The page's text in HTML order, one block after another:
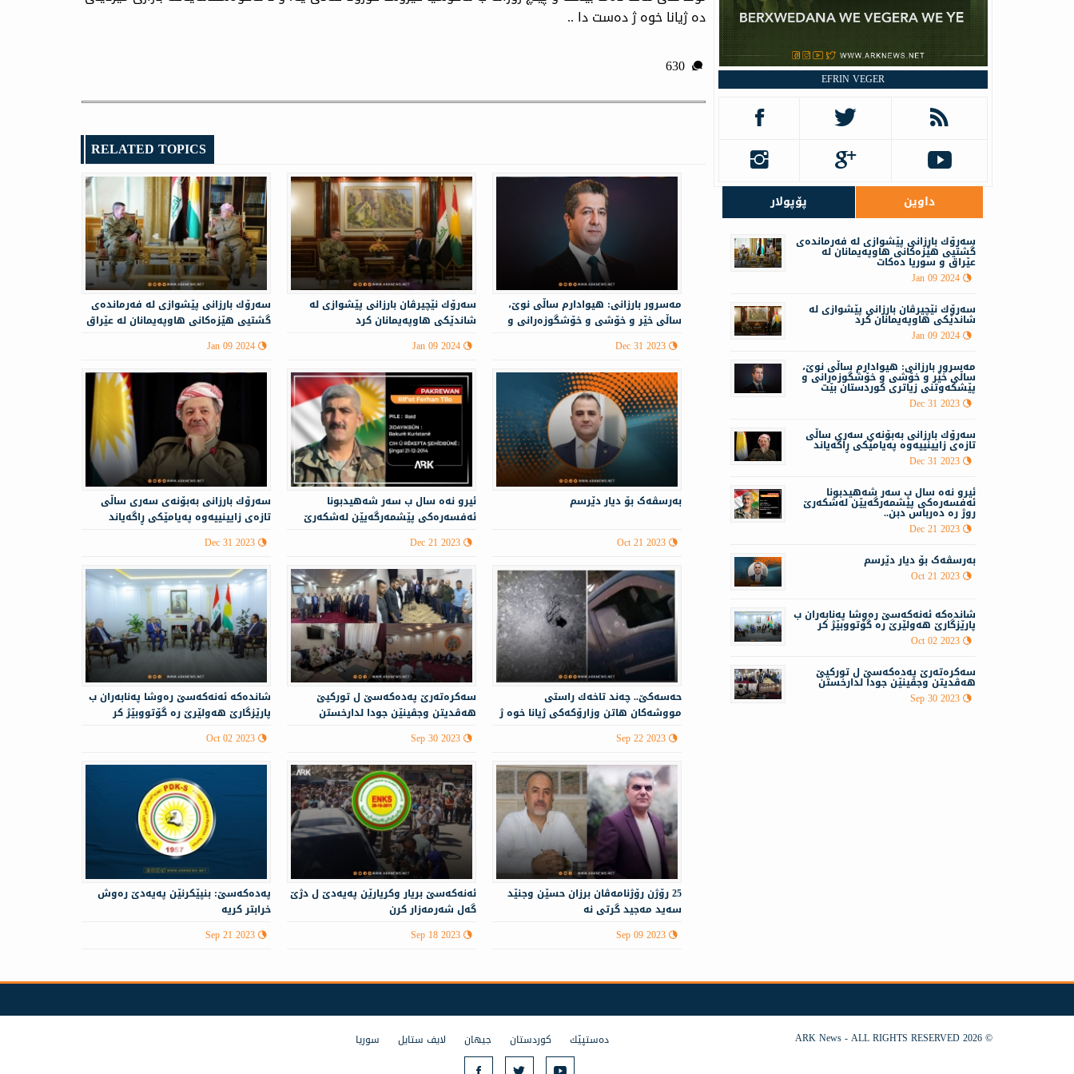
دە ژیانا خوە ژ دەست دا ..
630
RELATED TOPICS
سه‌رۆك بارزانى پێشوازى لە فه‌رمانده‌ی
گشتیی هێزه‌كانی هاوپه‌یمانان لە عێراق
و سوریا دەکات
Jan 09 2024
سه‌رۆك نێچيرڤان بارزانى پێشوازى له‌
شاندێكی هاوپه‌یمانان كرد
Jan 09 2024
مه‌سرور بارزانی: هیوادارم ساڵی نوێ،
ساڵی خێر و خۆشی و خۆشگوزەرانی و
پێشکەوتنی زیاتری کوردستان بێت
Dec 31 2023
سەرۆك بارزانی بەبۆنەی سەری ساڵی
تازەی زایینییه‌وه‌ په‌یامێكی ڕاگه‌یاند
Dec 31 2023
ئيرو نەه سال ب سه‌ر شه‌هيدبونا
ئه‌فسه‌ره‌كى پێشمه‌رگه‌يێن له‌شكه‌رێ
Dec 21 2023
بەرسڤەک بۆ دیار دێرسم
Oct 21 2023
شانده‌كه‌ ئە‌نەكەسێ ره‌وشا په‌نابه‌ران ب
پارێزگارێ هه‌ولێرێ ره‌ گۆتووبێژ كر
Oct 02 2023
سەكرەتەرێ پەدەكەسێ ل توركیێ
هەڤدیتن وجڤینێن جودا لدارخستن
Sep 30 2023
حه‌سه‌كێ.. چه‌ند تاخه‌ك راستی
مووشه‌كان هاتن وزارۆكه‌كی ژیانا خوه‌ ژ
Sep 22 2023
پەدەكەسێ: بنپێكرنێن پەیەدێ رەوش
خرابتر كریە
Sep 21 2023
ئەنەكەسێ بریار وكریارێن پەیەدێ ل دژێ
گەل شەرمەزار كرن
Sep 18 2023
25 رۆژن رۆژنامەڤان برزان حسێن وجنێد
سەید مەجید گرتی نە
Sep 09 2023
EFRIN VEGER
داوین پۆپولار
سه‌رۆك بارزانى پێشوازى لە فه‌رمانده‌ی
گشتیی هێزه‌كانی هاوپه‌یمانان لە
عێراق و سوریا دەکات
Jan 09 2024
سه‌رۆك نێچيرڤان بارزانى پێشوازى له‌
شاندێكی هاوپه‌یمانان كرد
Jan 09 2024
مه‌سرور بارزانی: هیوادارم ساڵی نوێ،
ساڵی خێر و خۆشی و خۆشگوزەرانی و
پێشکەوتنی زیاتری کوردستان بێت
Dec 31 2023
سەرۆك بارزانی بەبۆنەی سەری ساڵی
تازەی زایینییه‌وه‌ په‌یامێكی ڕاگه‌یاند
Dec 31 2023
ئيرو نەه سال ب سه‌ر شه‌هيدبونا
ئه‌فسه‌ره‌كى پێشمه‌رگه‌يێن له‌شكه‌رێ
روژ ره‌ ده‌رباس دبن..
Dec 21 2023
بەرسڤەک بۆ دیار دێرسم
Oct 21 2023
شانده‌كه‌ ئە‌نەكەسێ ره‌وشا په‌نابه‌ران ب
پارێزگارێ هه‌ولێرێ ره‌ گۆتووبێژ كر
Oct 02 2023
سەكرەتەرێ پەدەكەسێ ل توركیێ
هەڤدیتن وجڤینێن جودا لدارخستن
Sep 30 2023
ده‌ستپێك كوردستان جیهان لایف ستایل سوریا © 2026 ARK News - ALL RIGHTS RESERVED